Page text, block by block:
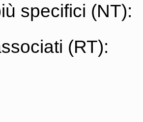
specifici (NT):
(RT):